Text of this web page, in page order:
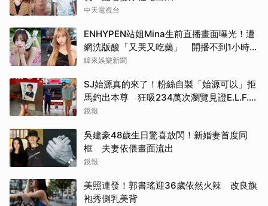
中天電視台
ENHYPEN站姐Mina生前直播畫面曝光！遭
網洗版酸「又哭又吃藥」 開播不到1小時自
縊
緯來娛樂新聞
SJ始源真的來了！粉絲自製「始源可以」拒
馬釣出本尊 狂吸234萬次瀏覽見證E.L.F.追
星成功
鏡報
吳建豪48歲生日驚喜放閃！新婚妻首度同
框 夫妻依偎畫面流出
鏡報
美照連發！郭書瑤迎36歲依然火辣 改良旗
袍秀側乳美背